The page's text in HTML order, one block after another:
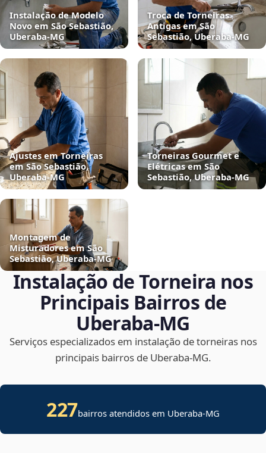
Instalação de Modelo
Novo em São Sebastião,
Uberaba‑MG
Troca de Torneiras
Antigas em São
Sebastião, Uberaba‑MG
Ajustes em Torneiras
em São Sebastião,
Uberaba‑MG
Torneiras Gourmet e
Elétricas em São
Sebastião, Uberaba‑MG
Montagem de
Misturadores em São
Sebastião, Uberaba‑MG
Instalação de Torneira nos
Principais Bairros de
Uberaba‑MG
Serviços especializados em instalação de torneiras nos
principais bairros de Uberaba‑MG.
227bairros atendidos em Uberaba-MG